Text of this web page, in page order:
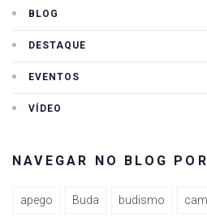
BLOG
DESTAQUE
EVENTOS
VÍDEO
NAVEGAR NO BLOG
apego Buda budismo